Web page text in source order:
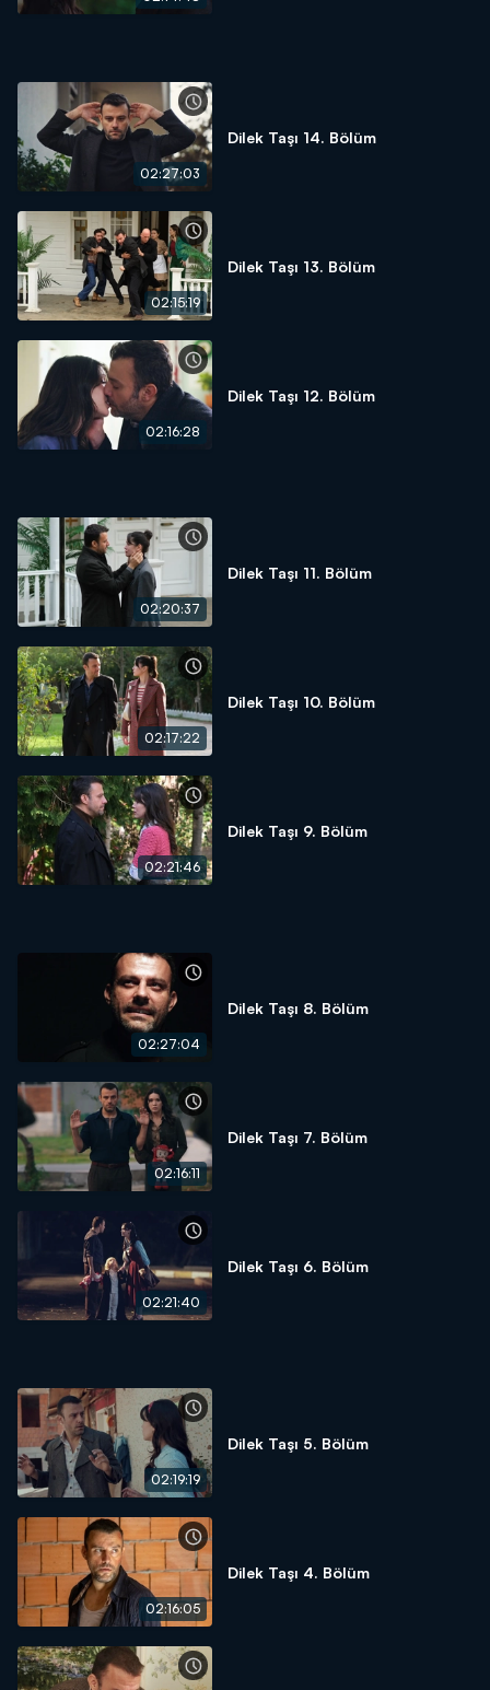
02:27:03
Dilek Taşı 14. Bölüm
02:15:19
Dilek Taşı 13. Bölüm
02:16:28
Dilek Taşı 12. Bölüm
02:20:37
Dilek Taşı 11. Bölüm
02:17:22
Dilek Taşı 10. Bölüm
02:21:46
Dilek Taşı 9. Bölüm
02:27:04
Dilek Taşı 8. Bölüm
02:16:11
Dilek Taşı 7. Bölüm
02:21:40
Dilek Taşı 6. Bölüm
02:19:19
Dilek Taşı 5. Bölüm
02:16:05
Dilek Taşı 4. Bölüm